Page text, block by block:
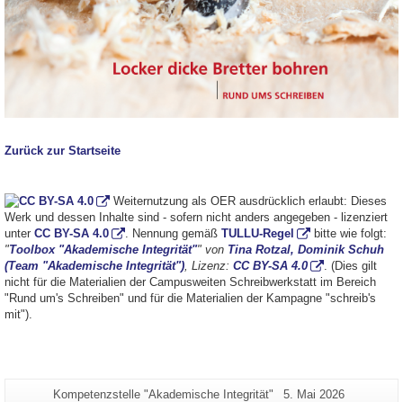
Zurück zur Startseite
Weiternutzung als OER ausdrücklich erlaubt: Dieses
Werk und dessen Inhalte sind - sofern nicht anders angegeben - lizenziert
unter CC BY-SA 4.0 . Nennung gemäß TULLU-Regel
bitte wie folgt:
"Toolbox "Akademische Integrität"" von Tina Rotzal, Dominik Schuh
(Team "Akademische Integrität"), Lizenz: CC BY-SA 4.0
. (Dies gilt
nicht für die Materialien der Campusweiten Schreibwerkstatt im Bereich
"Rund um's Schreiben" und für die Materialien der Kampagne "schreib's
mit").
Zusätzliche
Seiten-
Kompetenzstelle "Akademische Integrität" Letzte
5. Mai 2026